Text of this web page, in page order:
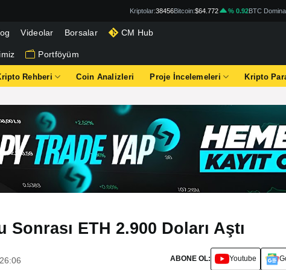
Kriptolar:38456Bitcoin:$64.772 % 0.92BTC
Videolar Borsalar CM Hub
Portföyüm
Rehberi Coin Analizleri Proje İncelemeleri Kripto
ETH 2.900 Doları Aştı
ABONE OL: Youtube